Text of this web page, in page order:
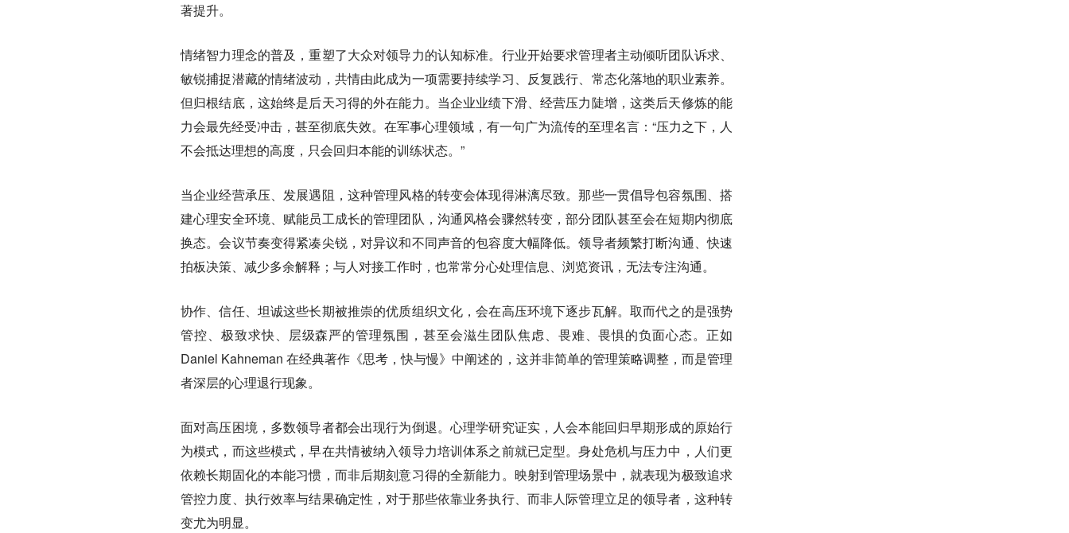
著提升。
情绪智力理念的普及，重塑了大众对领导力的认知标准。行业开始要求管理者主动倾听团队诉求、
敏锐捕捉潜藏的情绪波动，共情由此成为一项需要持续学习、反复践行、常态化落地的职业素养。
但归根结底，这始终是后天习得的外在能力。当企业业绩下滑、经营压力陡增，这类后天修炼的能
力会最先经受冲击，甚至彻底失效。在军事心理领域，有一句广为流传的至理名言：“压力之下，人
不会抵达理想的高度，只会回归本能的训练状态。”
当企业经营承压、发展遇阻，这种管理风格的转变会体现得淋漓尽致。那些一贯倡导包容氛围、搭
建心理安全环境、赋能员工成长的管理团队，沟通风格会骤然转变，部分团队甚至会在短期内彻底
换态。会议节奏变得紧凑尖锐，对异议和不同声音的包容度大幅降低。领导者频繁打断沟通、快速
拍板决策、减少多余解释；与人对接工作时，也常常分心处理信息、浏览资讯，无法专注沟通。
协作、信任、坦诚这些长期被推崇的优质组织文化，会在高压环境下逐步瓦解。取而代之的是强势
管控、极致求快、层级森严的管理氛围，甚至会滋生团队焦虑、畏难、畏惧的负面心态。正如
Daniel Kahneman 在经典著作《思考，快与慢》中阐述的，这并非简单的管理策略调整，而是管理
者深层的心理退行现象。
面对高压困境，多数领导者都会出现行为倒退。心理学研究证实，人会本能回归早期形成的原始行
为模式，而这些模式，早在共情被纳入领导力培训体系之前就已定型。身处危机与压力中，人们更
依赖长期固化的本能习惯，而非后期刻意习得的全新能力。映射到管理场景中，就表现为极致追求
管控力度、执行效率与结果确定性，对于那些依靠业务执行、而非人际管理立足的领导者，这种转
变尤为明显。